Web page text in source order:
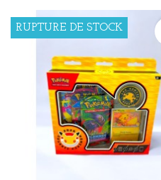
RUPTURE DE STOCK